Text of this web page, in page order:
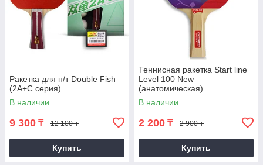
Ракетка для н/т Double Fish
(2A+C серия)
В наличии
9 300 ₸ 12 100 ₸
Купить
Теннисная ракетка Start line
Level 100 New
(анатомическая)
В наличии
2 200 ₸ 2 900 ₸
Купить